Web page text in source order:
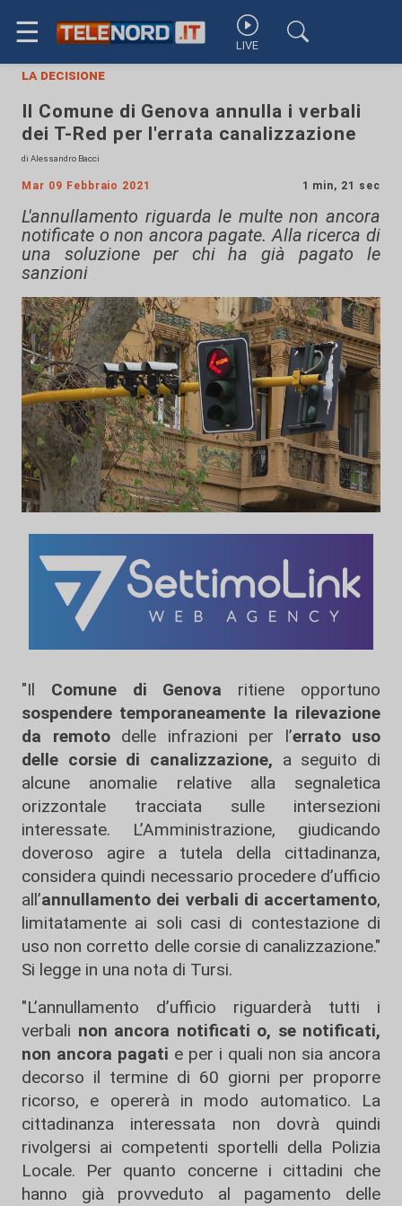
☰ LIVE
la decisione
Il Comune di Genova annulla i verbali
dei T-Red per l'errata canalizzazione
di Alessandro Bacci
Mar 09 Febbraio 2021 1 min, 21 sec
L'annullamento riguarda le multe non ancora
notificate o non ancora pagate. Alla ricerca di
una soluzione per chi ha già pagato le
sanzioni
"Il Comune di Genova ritiene opportuno
sospendere temporaneamente la rilevazione
da remotodelle infrazioni per l’errato uso
delle corsie di canalizzazione, a seguito di
alcune anomalie relative alla segnaletica
orizzontale tracciata sulle intersezioni
interessate. L’Amministrazione, giudicando
doveroso agire a tutela della cittadinanza,
considera quindi necessario procedere d’ufficio
all’annullamento dei verbali di accertamento,
limitatamente ai soli casi di contestazione di
uso non corretto delle corsie di canalizzazione."
Si legge in una nota di Tursi.
"L’annullamento d’ufficio riguarderà tutti i
verbali non ancora notificati o, se notificati,
non ancora pagati e per i quali non sia ancora
decorso il termine di 60 giorni per proporre
ricorso, e opererà in modo automatico. La
cittadinanza interessata non dovrà quindi
rivolgersi ai competenti sportelli della Polizia
Locale. Per quanto concerne i cittadini che
hanno già provveduto al pagamento delle